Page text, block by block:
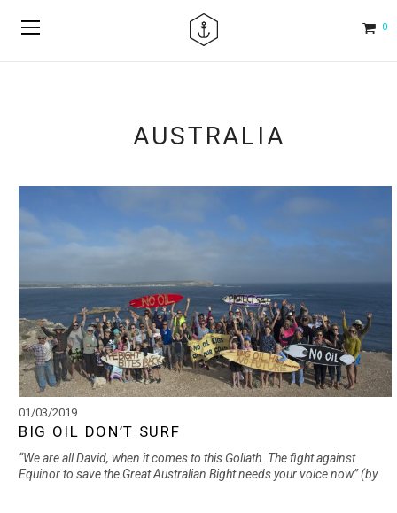
0
AUSTRALIA
01/03/2019
BIG OIL DON’T SURF
“We are all David, when it comes to this Goliath. The fight against
Equinor to save the Great Australian Bight needs your voice now” (by..